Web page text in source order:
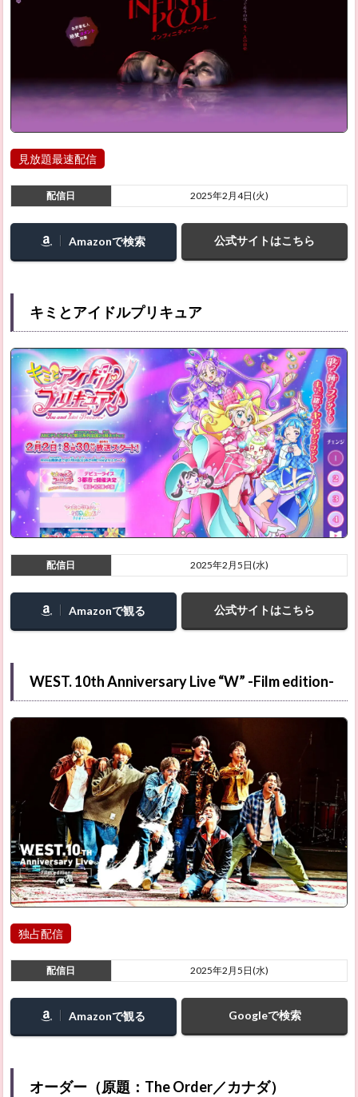
見放題最速配信
配信日 2025年2月4日(火)
Amazonで検索 公式サイトはこちら
キミとアイドルプリキュア
配信日 2025年2月5日(水)
Amazonで観る 公式サイトはこちら
WEST. 10th Anniversary Live “W” -Film edition-
独占配信
配信日 2025年2月5日(水)
Amazonで観る Googleで検索
オーダー（原題：The Order／カナダ）